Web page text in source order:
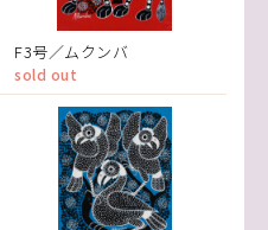
F3号／ムクンバ
sold out